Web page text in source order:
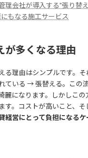
会社が導入する"張り替
もなる施工サービス
が多くなる理由
る理由はシンプルです。そ
ている → 張替える。この
麗になります。しかしこの
す。コストが高いこと、そ
経営にとって負担になるケ